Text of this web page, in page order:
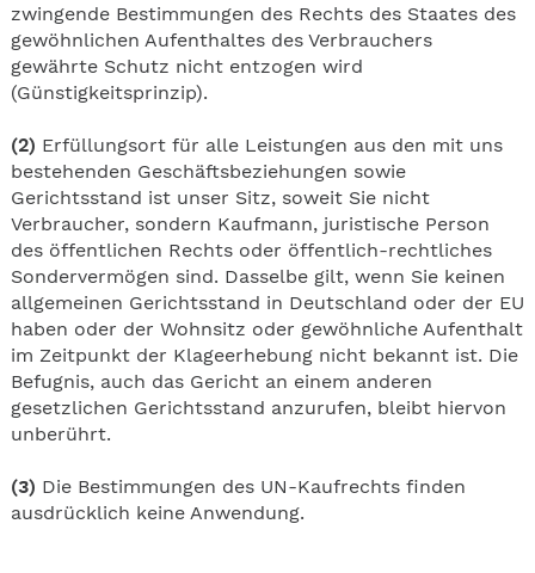
zwingende Bestimmungen des Rechts des Staates des
gewöhnlichen Aufenthaltes des Verbrauchers
gewährte Schutz nicht entzogen wird
(Günstigkeitsprinzip).
(2) Erfüllungsort für alle Leistungen aus den mit uns
bestehenden Geschäftsbeziehungen sowie
Gerichtsstand ist unser Sitz, soweit Sie nicht
Verbraucher, sondern Kaufmann, juristische Person
des öffentlichen Rechts oder öffentlich-rechtliches
Sondervermögen sind. Dasselbe gilt, wenn Sie keinen
allgemeinen Gerichtsstand in Deutschland oder der EU
haben oder der Wohnsitz oder gewöhnliche Aufenthalt
im Zeitpunkt der Klageerhebung nicht bekannt ist. Die
Befugnis, auch das Gericht an einem anderen
gesetzlichen Gerichtsstand anzurufen, bleibt hiervon
unberührt.
(3) Die Bestimmungen des UN-Kaufrechts finden
ausdrücklich keine Anwendung.